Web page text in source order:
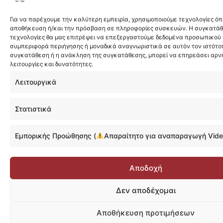
Για να παρέχουμε την καλύτερη εμπειρία, χρησιμοποιούμε τεχνολογίες
αποθήκευση ή/και την πρόσβαση σε πληροφορίες συσκευών. Η
τεχνολογίες θα μας επιτρέψει να επεξεργαστούμε δεδομένα
συμπεριφορά περιήγησης ή μοναδικά αναγνωριστικά σε αυτόν τον
συγκατάθεση ή η ανάκληση της συγκατάθεσης, μπορεί να επηρεάσει
λειτουργίες και δυνατότητες.
Λειτουργικά
Στατιστικά
Εμπορικής Προώθησης ( Απαραίτητο για αναπαραγωγή
Αποδοχή
Δεν αποδέχομαι
Αποθήκευση προτιμήσεων